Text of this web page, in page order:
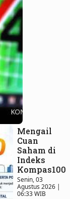
Mengail
Cuan
Saham di
Indeks
Kompas100
Senin, 03
Agustus 2026 |
06:33 WIB